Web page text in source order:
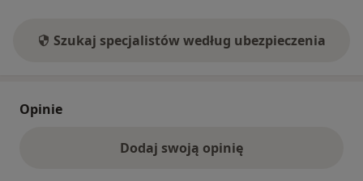
Szukaj specjalistów według ubezpieczenia
Opinie
Dodaj swoją opinię